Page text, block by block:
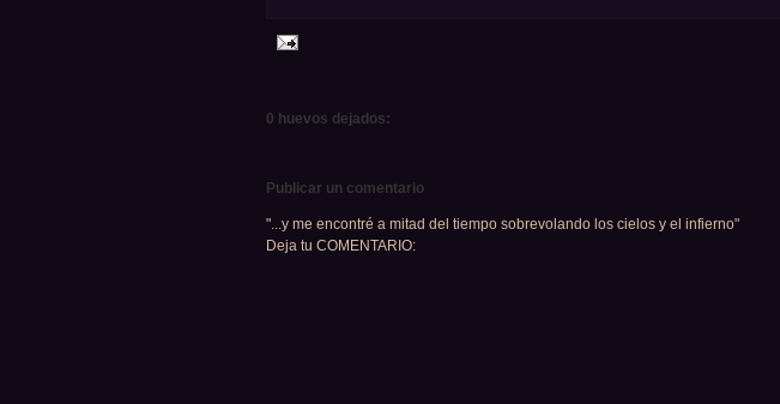
0 huevos dejados:
Publicar un comentario
"...y me encontré a mitad del tiempo sobrevolando los cielos y el infierno"
Deja tu COMENTARIO: